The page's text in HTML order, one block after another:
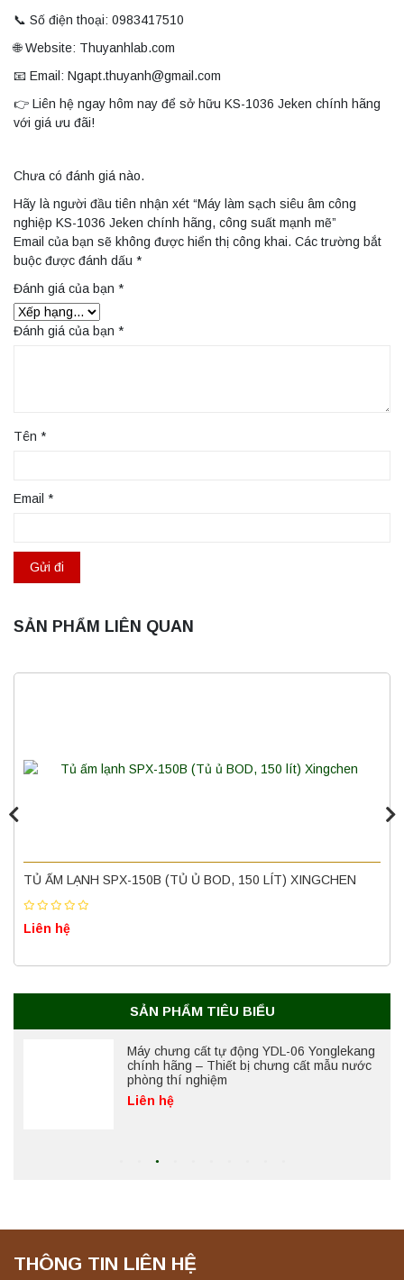
📞 Số điện thoại: 0983417510
🌐 Website: Thuyanhlab.com
📧 Email: Ngapt.thuyanh@gmail.com
👉 Liên hệ ngay hôm nay để sở hữu KS-1036 Jeken chính hãng
với giá ưu đãi!
Chưa có đánh giá nào.
Hãy là người đầu tiên nhận xét “Máy làm sạch siêu âm công
nghiệp KS-1036 Jeken chính hãng, công suất mạnh mẽ”
Email của bạn sẽ không được hiển thị công khai. Các trường bắt
buộc được đánh dấu *
Đánh giá của bạn *
Đánh giá của bạn *
Tên *
Email *
SẢN PHẨM LIÊN QUAN
TỦ ẤM LẠNH SPX-150B (TỦ Ủ BOD, 150 LÍT) XINGCHEN
Liên hệ
SẢN PHẨM TIÊU BIỂU
nghiệm
Liên hệ
Liên hệ
Máy chưng cất tự động YDL-06 Yonglekang
chính hãng – Thiết bị chưng cất mẫu nước
phòng thí nghiệm
Liên hệ
Máy ly tâm tốc độ thấp để bàn YKL04A
Yonglekang – Máy ly tâm phòng thí nghiệm
THÔNG TIN LIÊN HỆ